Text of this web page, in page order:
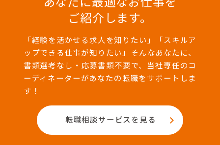
ご紹介します。
「経験を活かせる求人を知りたい」「スキルア
ップできる仕事が知りたい」そんなあなたに、
書類選考なし・応募書類不要で、当社専任のコ
ーディネーターがあなたの転職をサポートしま
す！
転職相談サービスを見る